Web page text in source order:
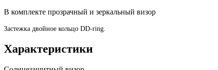
В комплекте прозрачный и зеркальный визор
Застежка двойное кольцо DD-ring.
Характеристики